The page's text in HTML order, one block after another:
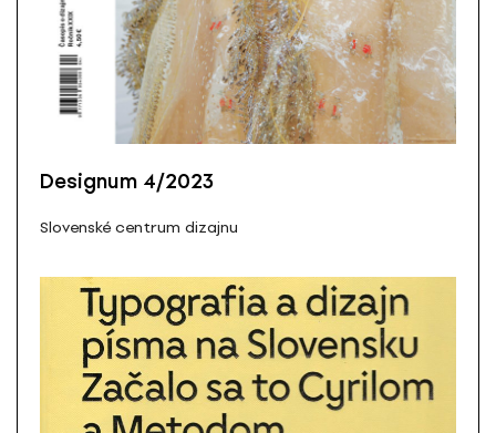
Designum 4/2023
Slovenské centrum dizajnu